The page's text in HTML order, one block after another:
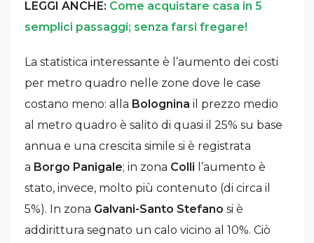
LEGGI ANCHE: Come acquistare casa in 5
semplici passaggi; senza farsi fregare!
La statistica interessante è l’aumento dei costi
per metro quadro nelle zone dove le case
costano meno: alla Bolognina il prezzo medio
al metro quadro è salito di quasi il 25% su base
annua e una crescita simile si è registrata
a Borgo Panigale; in zona Colli l’aumento è
stato, invece, molto più contenuto (di circa il
5%). In zona Galvani-Santo Stefano si è
addirittura segnato un calo vicino al 10%. Ciò